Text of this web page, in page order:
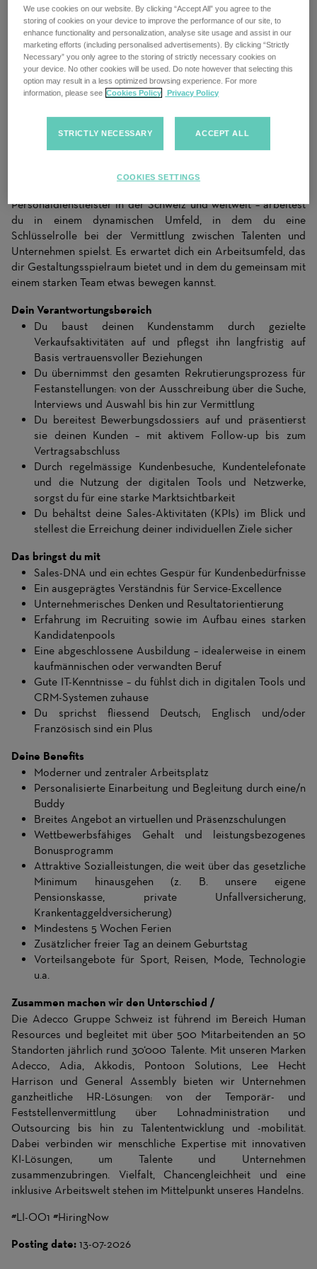
Über deine Rolle bei uns
Sales trifft Recruiting – Deine Bühne beim Marktführer!
Du liebst es, Menschen und Unternehmen erfolgreich
zusammenzubringen und möchtest direkt bei deinen Kunden
etwas bewegen? Dann suchen wir dich als Sales Consultant
Personaldienstleister in der Schweiz und weltweit – arbeitest
du in einem dynamischen Umfeld, in dem du eine
Schlüsselrolle bei der Vermittlung zwischen Talenten und
Unternehmen spielst. Es erwartet dich ein Arbeitsumfeld, das
dir Gestaltungsspielraum bietet und in dem du gemeinsam mit
einem starken Team etwas bewegen kannst.
Dein Verantwortungsbereich
Du baust deinen Kundenstamm durch gezielte
Verkaufsaktivitäten auf und pflegst ihn langfristig auf
Basis vertrauensvoller Beziehungen
Du übernimmst den gesamten Rekrutierungsprozess für
Festanstellungen: von der Ausschreibung über die Suche,
Interviews und Auswahl bis hin zur Vermittlung
Du bereitest Bewerbungsdossiers auf und präsentierst
sie deinen Kunden – mit aktivem Follow-up bis zum
Vertragsabschluss
Durch regelmässige Kundenbesuche, Kundentelefonate
und die Nutzung der digitalen Tools und Netzwerke,
sorgst du für eine starke Marktsichtbarkeit
Du behältst deine Sales-Aktivitäten (KPIs) im Blick und
stellest die Erreichung deiner individuellen Ziele sicher
Das bringst du mit
Sales-DNA und ein echtes Gespür für Kundenbedürfnisse
Ein ausgeprägtes Verständnis für Service-Excellence
Unternehmerisches Denken und Resultatorientierung
Erfahrung im Recruiting sowie im Aufbau eines starken
Kandidatenpools
Eine abgeschlossene Ausbildung – idealerweise in einem
kaufmännischen oder verwandten Beruf
Gute IT-Kenntnisse – du fühlst dich in digitalen Tools und
CRM-Systemen zuhause
Du sprichst fliessend Deutsch; Englisch und/oder
Französisch sind ein Plus
Deine Benefits
Moderner und zentraler Arbeitsplatz
Personalisierte Einarbeitung und Begleitung durch eine/n
Buddy
Breites Angebot an virtuellen und Präsenzschulungen
Wettbewerbsfähiges Gehalt und leistungsbezogenes
Bonusprogramm
Attraktive Sozialleistungen, die weit über das gesetzliche
Minimum hinausgehen (z. B. unsere eigene
Pensionskasse, private Unfallversicherung,
Krankentaggeldversicherung)
Mindestens 5 Wochen Ferien
Zusätzlicher freier Tag an deinem Geburtstag
Vorteilsangebote für Sport, Reisen, Mode, Technologie
u.a.
Zusammen machen wir den Unterschied /
Die Adecco Gruppe Schweiz ist führend im Bereich Human
Resources und begleitet mit über 500 Mitarbeitenden an 50
Standorten jährlich rund 30‘000 Talente. Mit unseren Marken
Adecco, Adia, Akkodis, Pontoon Solutions, Lee Hecht
Harrison und General Assembly bieten wir Unternehmen
ganzheitliche HR-Lösungen: von der Temporär- und
Feststellenvermittlung über Lohnadministration und
Outsourcing bis hin zu Talententwicklung und -mobilität.
Dabei verbinden wir menschliche Expertise mit innovativen
KI-Lösungen, um Talente und Unternehmen
zusammenzubringen. Vielfalt, Chancengleichheit und eine
inklusive Arbeitswelt stehen im Mittelpunkt unseres Handelns.
#LI-OO1 #HiringNow
Posting date: 13-07-2026
We use cookies on our website. By clicking “Accept All” you agree to the
storing of cookies on your device to improve the performance of our site, to
enhance functionality and personalization, analyse site usage and assist in our
marketing efforts (including personalised advertisements). By clicking “Strictly
Necessary” you only agree to the storing of strictly necessary cookies on
your device. No other cookies will be used. Do note however that selecting this
option may result in a less optimized browsing experience. For more
information, please see Cookies Policy Privacy Policy
STRICTLY NECESSARY ACCEPT ALL
COOKIES SETTINGS